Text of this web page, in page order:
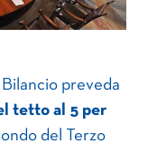
preveda
tetto al 5 per
del Terzo